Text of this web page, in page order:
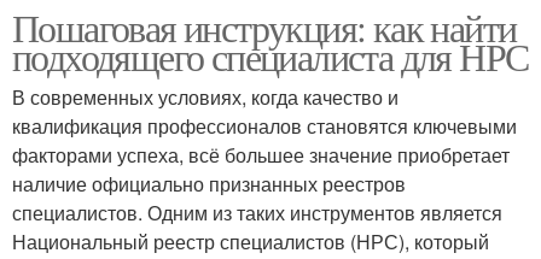
Пошаговая инструкция: как найти
подходящего специалиста для НРС
В современных условиях, когда качество и
квалификация профессионалов становятся ключевыми
факторами успеха, всё большее значение приобретает
наличие официально признанных реестров
специалистов. Одним из таких инструментов является
Национальный реестр специалистов (НРС), который